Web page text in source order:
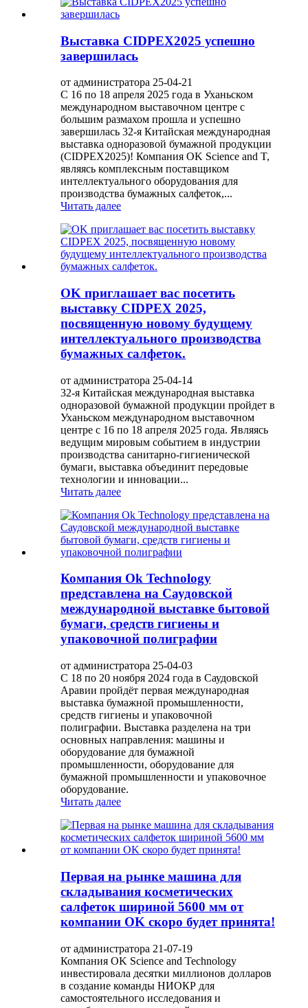
Выставка CIDPEX2025 успешно
завершилась
от администратора 25-04-21
С 16 по 18 апреля 2025 года в Уханьском
международном выставочном центре с
большим размахом прошла и успешно
завершилась 32-я Китайская международная
выставка одноразовой бумажной продукции
(CIDPEX2025)! Компания OK Science and T,
являясь комплексным поставщиком
интеллектуального оборудования для
производства бумажных салфеток,...
Читать далее
OK приглашает вас посетить
выставку CIDPEX 2025,
посвященную новому будущему
интеллектуального производства
бумажных салфеток.
от администратора 25-04-14
32-я Китайская международная выставка
одноразовой бумажной продукции пройдет в
Уханьском международном выставочном
центре с 16 по 18 апреля 2025 года. Являясь
ведущим мировым событием в индустрии
производства санитарно-гигиенической
бумаги, выставка объединит передовые
технологии и инновации...
Читать далее
Компания Ok Technology
представлена ​​на Саудовской
международной выставке бытовой
бумаги, средств гигиены и
упаковочной полиграфии
от администратора 25-04-03
С 18 по 20 ноября 2024 года в Саудовской
Аравии пройдёт первая международная
выставка бумажной промышленности,
средств гигиены и упаковочной
полиграфии. Выставка разделена на три
основных направления: машины и
оборудование для бумажной
промышленности, оборудование для
бумажной промышленности и упаковочное
оборудование.
Читать далее
Первая на рынке машина для
складывания косметических
салфеток шириной 5600 мм от
компании OK скоро будет принята!
от администратора 21-07-19
Компания OK Science and Technology
инвестировала десятки миллионов долларов
в создание команды НИОКР для
самостоятельного исследования и